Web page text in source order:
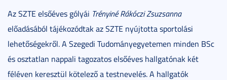
Az SZTE elsőéves gólyái Trényiné Rákóczi Zsuzsanna
előadásából tájékozódtak az SZTE nyújtotta sportolási
lehetőségekről. A Szegedi Tudományegyetemen minden BSc
és osztatlan nappali tagozatos elsőéves hallgatónak két
féléven keresztül kötelező a testnevelés. A hallgatók